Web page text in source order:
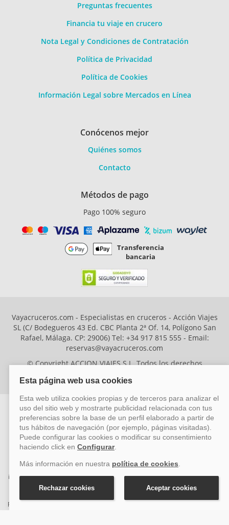
Preguntas frecuentes
Financia tu viaje en crucero
Nota Legal y Condiciones de Contratación
Política de Privacidad
Política de Cookies
Información Legal sobre Mercados en Línea
Conócenos mejor
Quiénes somos
Contacto
Métodos de pago
Pago 100% seguro
Transferencia
bancaria
Vayacruceros.com - Especialistas en cruceros - Acción Viajes
SL (C/ Bodegueros 43 Ed. CBC Planta 2ª Of. 14, Polígono San
Rafael, Málaga. CP: 29006) Tel: +34 917 815 555 - Email:
reservas@vayacruceros.com
© Copyright ACCION VIAJES S.L. Todos los derechos
ACCION VIAJES SL ha sido beneficiaria del Fondo Europeo de Desarrollo
Regional (FEDER), cuyo objetivo es mejorar la competitividad de las pymes
mediante el impulso de la innovación, el desarrollo tecnológico, la
investigación de calidad y el uso seguro y fiable del ciberespacio. Gracias a
esta financiación, la empresa ha puesto en marcha un Plan de Acción
durante el año 2026 para reforzar su competitividad empresarial,
promoviendo la innovación y la ciberseguridad. Para ello, ha contado con el